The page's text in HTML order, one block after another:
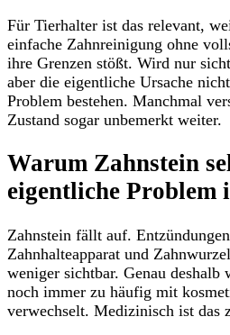
Für Tierhalter ist das relevant,
einfache Zahnreinigung ohne
ihre Grenzen stößt. Wird nur
aber die eigentliche Ursache
Problem bestehen. Manchmal
Zustand sogar unbemerkt weiter.
Warum Zahnstein
eigentliche Problem
Zahnstein fällt auf.
Zahnhalteapparat und
weniger sichtbar. Genau deshalb
noch immer zu häufig mit
verwechselt. Medizinisch ist das